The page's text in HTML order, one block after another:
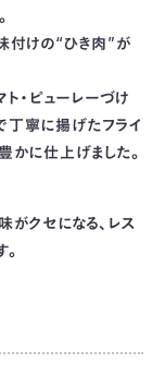
付けの“ひき肉”が
ト・ピューレーづけ
丁寧に揚げたフライ
かに仕上げました。
がクセになる、レス